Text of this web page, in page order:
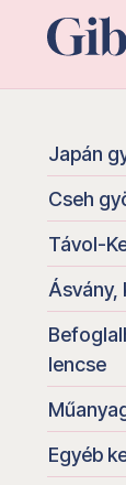
Japán
Cseh
Távol-
Ásvány,
lencse
Egyéb